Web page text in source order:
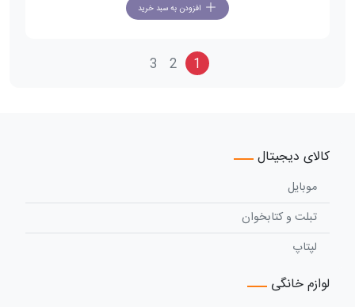
افزودن به سبد خرید
1
2
3
کالای دیجیتال
موبایل
تبلت و کتابخوان
لپتاپ
لوازم خانگی